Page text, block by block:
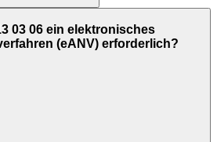
03 06 ein elektronisches
(eANV) erforderlich?